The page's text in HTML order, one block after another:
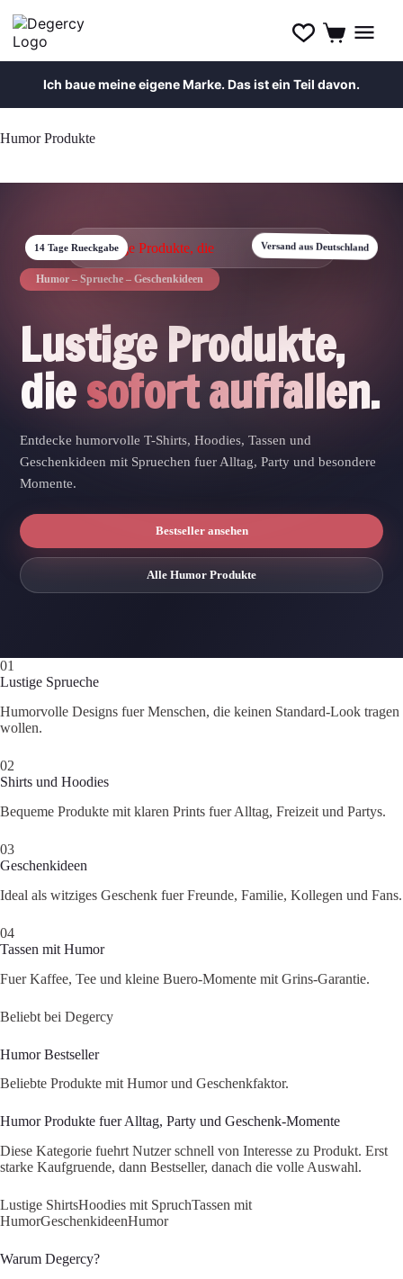
Ich baue meine eigene Marke. Das ist ein Teil davon.
Inhalt
springen
Humor Produkte
Humor – Sprueche – Geschenkideen
Lustige Produkte,
diesofort auffallen.
Entdecke humorvolle T-Shirts, Hoodies, Tassen und
Geschenkideen mit Spruechen fuer Alltag, Party und besondere
Momente.
Bestseller ansehen
Alle Humor Produkte
14 Tage Rueckgabe Versand aus Deutschland
01
Lustige Sprueche
Humorvolle Designs fuer Menschen, die keinen Standard-Look tragen
wollen.
02
Shirts und Hoodies
Bequeme Produkte mit klaren Prints fuer Alltag, Freizeit und Partys.
03
Geschenkideen
Ideal als witziges Geschenk fuer Freunde, Familie, Kollegen und Fans.
04
Tassen mit Humor
Fuer Kaffee, Tee und kleine Buero-Momente mit Grins-Garantie.
Beliebt bei Degercy
Humor Bestseller
Beliebte Produkte mit Humor und Geschenkfaktor.
Humor Produkte fuer Alltag, Party und Geschenk-Momente
Diese Kategorie fuehrt Nutzer schnell von Interesse zu Produkt. Erst
starke Kaufgruende, dann Bestseller, danach die volle Auswahl.
Lustige ShirtsHoodies mit SpruchTassen mit
HumorGeschenkideenHumor
Warum Degercy?